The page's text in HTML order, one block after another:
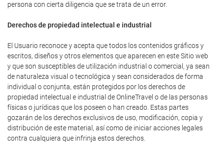
persona con cierta diligencia que se trata de un error.
Derechos de propiedad intelectual e industrial
El Usuario reconoce y acepta que todos los contenidos gráficos y
escritos, diseños y otros elementos que aparecen en este Sitio web
y que son susceptibles de utilización industrial o comercial, ya sean
de naturaleza visual o tecnológica y sean considerados de forma
individual o conjunta, están protegidos por los derechos de
propiedad intelectual e industrial de OnlineTravel o de las personas
físicas o jurídicas que los poseen o han creado. Estas partes
gozarán de los derechos exclusivos de uso, modificación, copia y
distribución de este material, así como de iniciar acciones legales
contra cualquiera que infrinja estos derechos.